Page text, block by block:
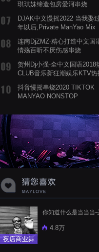
琪琪妹缔造包房爱河串烧
DJAK中文慢摇2022 当我娶
年以后,Private ManYao Mix
连南DjZMZ-精心打造中文国
情殇百听不厌伤感串烧
贺州Dj小强-全中文国语2018
CLUB音乐新狂潮娱乐KTV热
抖音慢摇串烧2020 TIKTOK
MANYAO NONSTOP
蝉爸爸妈妈爱存在夏天的风
声音啊
夜店商业舞
你知道什么是当当当
4.8万